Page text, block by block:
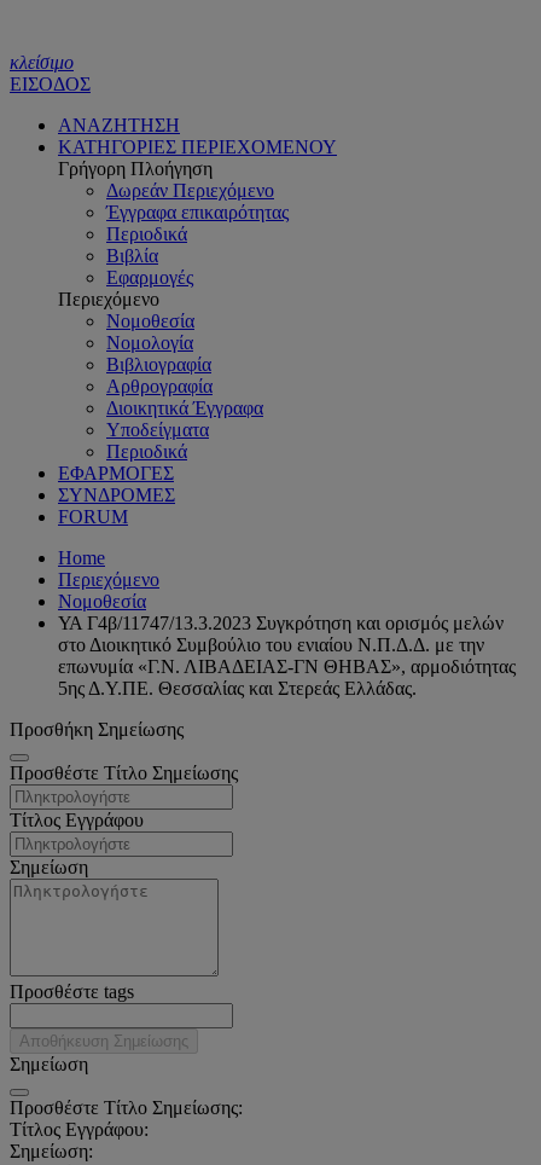
κλείσιμο
ΕΙΣΟΔΟΣ
ΑΝΑΖΗΤΗΣΗ
ΚΑΤΗΓΟΡΙΕΣ ΠΕΡΙΕΧΟΜΕΝΟΥ
Γρήγορη Πλοήγηση
Δωρεάν Περιεχόμενο
Έγγραφα επικαιρότητας
Περιοδικά
Βιβλία
Εφαρμογές
Περιεχόμενο
Νομοθεσία
Νομολογία
Βιβλιογραφία
Αρθρογραφία
Διοικητικά Έγγραφα
Υποδείγματα
Περιοδικά
ΕΦΑΡΜΟΓΕΣ
ΣΥΝΔΡΟΜΕΣ
FORUM
Home
Περιεχόμενο
Νομοθεσία
ΥΑ Γ4β/11747/13.3.2023 Συγκρότηση και ορισμός μελών
στο Διοικητικό Συμβούλιο του ενιαίου Ν.Π.Δ.Δ. με την
επωνυμία «Γ.Ν. ΛΙΒΑΔΕΙΑΣ-ΓΝ ΘΗΒΑΣ», αρμοδιότητας
5ης Δ.Υ.ΠΕ. Θεσσαλίας και Στερεάς Ελλάδας.
Προσθήκη Σημείωσης
Προσθέστε Τίτλο Σημείωσης
Τίτλος Εγγράφου
Σημείωση
Προσθέστε tags
Αποθήκευση Σημείωσης
Σημείωση
Προσθέστε Τίτλο Σημείωσης:
Τίτλος Εγγράφου:
Σημείωση: